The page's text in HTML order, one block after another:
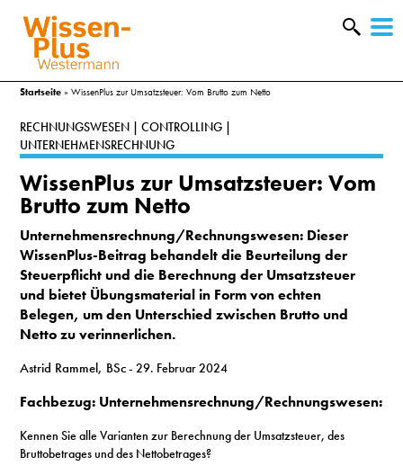
Startseite »WissenPlus zur Umsatzsteuer: Vom Brutto zum Netto
RECHNUNGSWESEN | CONTROLLING |
UNTERNEHMENSRECHNUNG
WissenPlus zur Umsatzsteuer: Vom
Brutto zum Netto
Unternehmensrechnung/Rechnungswesen: Dieser
WissenPlus-Beitrag behandelt die Beurteilung der
Steuerpflicht und die Berechnung der Umsatzsteuer
und bietet Übungsmaterial in Form von echten
Belegen, um den Unterschied zwischen Brutto und
Netto zu verinnerlichen.
Astrid Rammel, BSc- 29. Februar 2024
Fachbezug: Unternehmensrechnung/Rechnungswesen:
Kennen Sie alle Varianten zur Berechnung der Umsatzsteuer, des
Bruttobetrages und des Nettobetrages?